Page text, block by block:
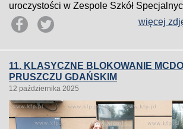
uroczystości w Zespole Szkół
więcej
11. KLASYCZNE BLOKOWANIE
PRUSZCZU GDAŃSKIM
12 października 2025